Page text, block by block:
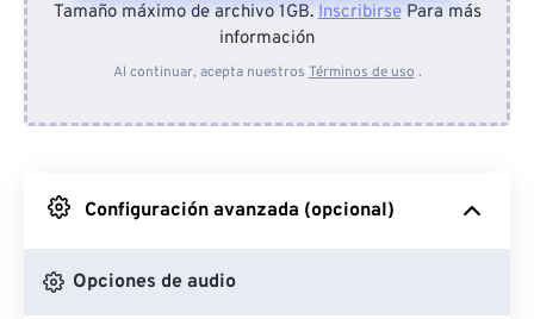
Desde el dispositivo
Desde Google Drive
Desde OneDrive
Tamaño máximo de archivo 1GB.InscribirsePara más
información
Al continuar, acepta nuestros Términos de uso .
Configuración avanzada (opcional)
Opciones de audio